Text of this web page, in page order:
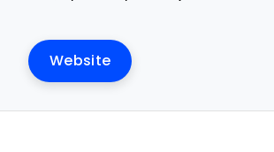
Website